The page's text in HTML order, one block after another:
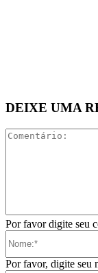
DEIXE UMA
Por favor digite seu
Por favor, digite seu